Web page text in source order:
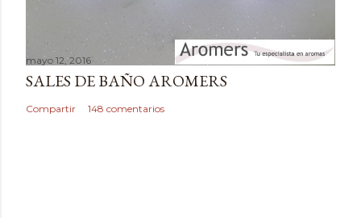
mayo 12, 2016
SALES DE BAÑO AROMERS
Compartir 148 comentarios